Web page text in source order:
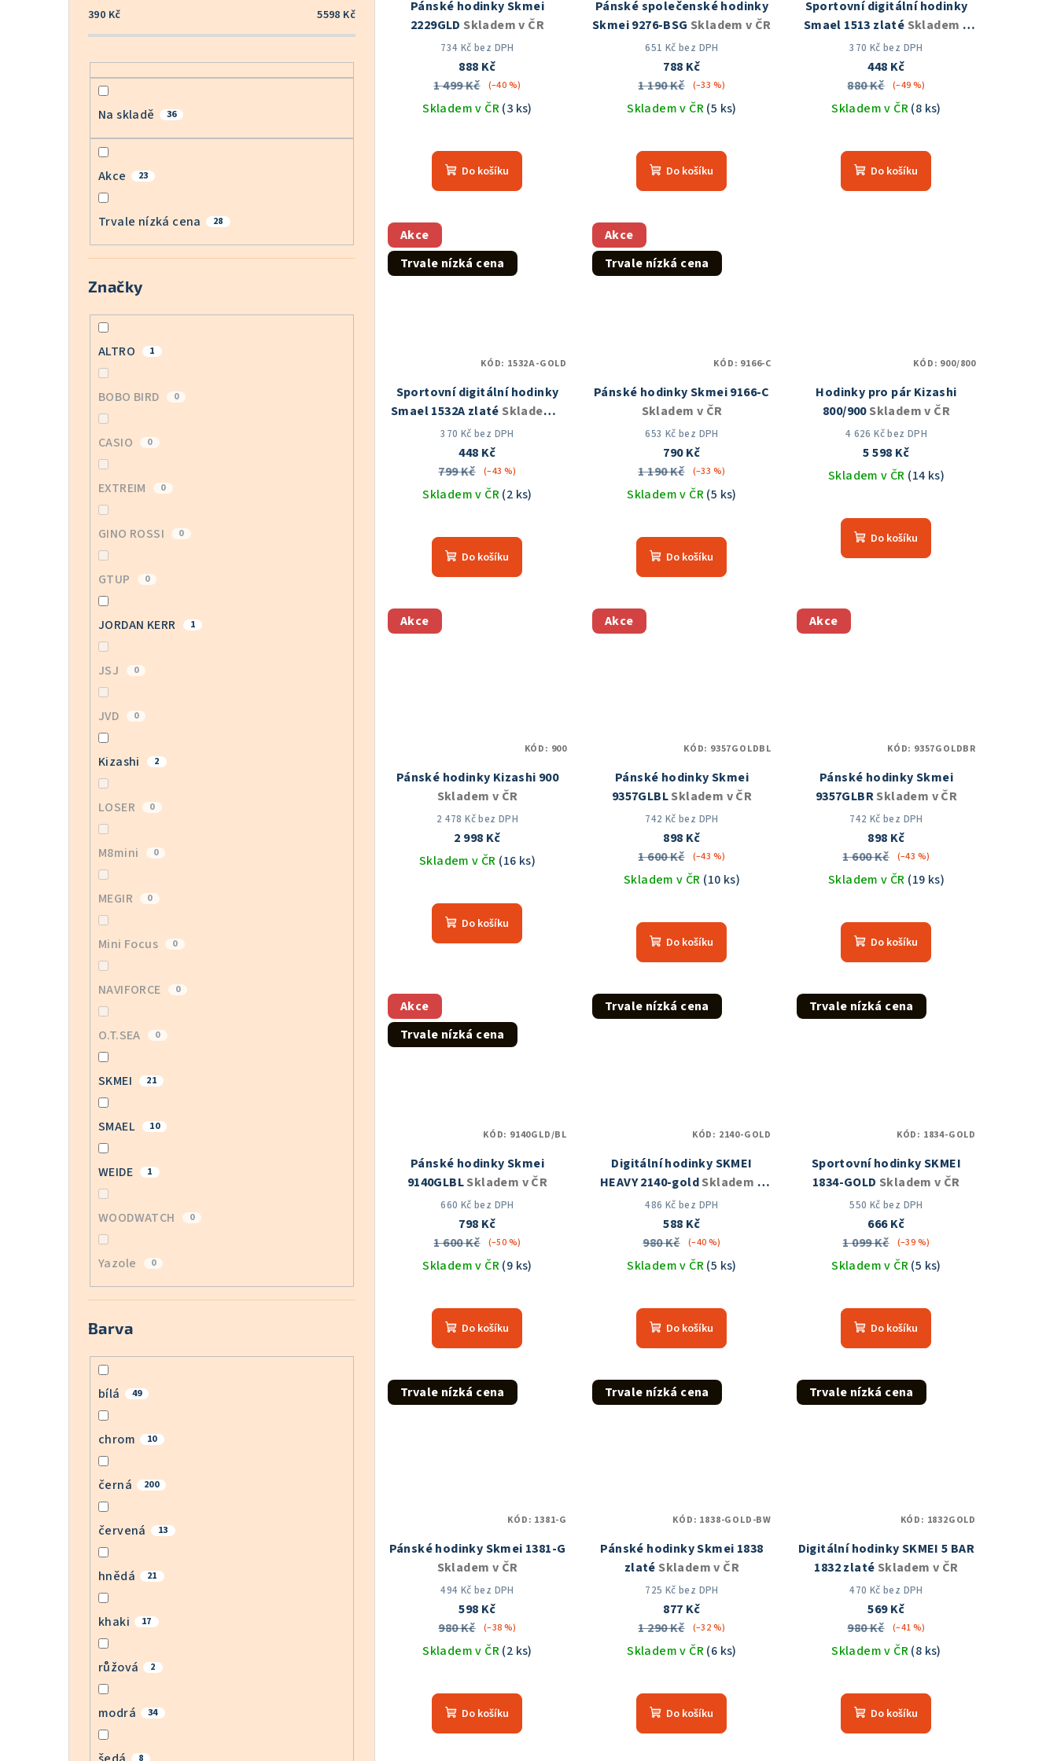
390 Kč 5598 Kč
Na skladě 36
Akce 23
Trvale nízká cena 28
Značky
ALTRO 1
BOBO BIRD 0
CASIO 0
EXTREIM 0
GINO ROSSI 0
GTUP 0
JORDAN KERR 1
JSJ 0
JVD 0
Kizashi 2
LOSER 0
M8mini 0
MEGIR 0
Mini Focus 0
NAVIFORCE 0
O.T.SEA 0
SKMEI 21
SMAEL 10
WEIDE 1
WOODWATCH 0
Yazole 0
Barva
bílá 49
chrom 10
černá 200
červená 13
hnědá 21
khaki 17
růžová 2
modrá 34
8
Pánské hodinky Skmei
2229GLD Skladem v ČR
734 Kč bez DPH
888 Kč
1 499 Kč
(–40 %)
Skladem v ČR(3 ks)
Do košíku
Pánské společenské hodinky
Skmei 9276-BSG Skladem v ČR
651 Kč bez DPH
788 Kč
1 190 Kč
(–33 %)
Skladem v ČR(5 ks)
hodnocení
produktu
je
5
hvězdiček.
Do košíku
Sportovní digitální hodinky
Smael 1513 zlaté Skladem v
ČR
370 Kč bez DPH
448 Kč
880 Kč
(–49 %)
Skladem v ČR(8 ks)
hodnocení
produktu
je
Do košíku
Akce
Trvale nízká cena
Sportovní digitální hodinky
Smael 1532A zlaté Skladem v
ČR
370 Kč bez DPH
448 Kč
799 Kč
(–43 %)
Skladem v ČR(2 ks)
hodnocení
produktu
je
Do košíku
KÓD: 1532A-GOLD
Akce
Trvale nízká cena
Pánské hodinky Skmei 9166-C
Skladem v ČR
653 Kč bez DPH
790 Kč
1 190 Kč
(–33 %)
Skladem v ČR(5 ks)
hodnocení
produktu
je
Do košíku
KÓD: 9166-C
Hodinky pro pár Kizashi
800/900Skladem v ČR
4 626 Kč bez DPH
5 598 Kč
Skladem v ČR (14 ks)
hodnocení
produktu
je
Do košíku
KÓD: 900/800
Akce
Pánské hodinky Kizashi 900
Skladem v ČR
2 478 Kč bez DPH
2 998 Kč
Skladem v ČR (16 ks)
hodnocení
produktu
je
hvězdiček.
Do košíku
KÓD: 900
Akce
Pánské hodinky Skmei
9357GLBLSkladem v ČR
742 Kč bez DPH
898 Kč
1 600 Kč
(–43 %)
Skladem v ČR (10 ks)
hodnocení
produktu
je
z
5
Do košíku
KÓD: 9357GOLDBL
Akce
Pánské hodinky Skmei
9357GLBRSkladem v ČR
742 Kč bez DPH
898 Kč
1 600 Kč
(–43 %)
Skladem v ČR (19 ks)
hodnocení
produktu
je
z
5
Do košíku
KÓD: 9357GOLDBR
Akce
Trvale nízká cena
Pánské hodinky Skmei
9140GLBLSkladem v ČR
660 Kč bez DPH
798 Kč
1 600 Kč
(–50 %)
Skladem v ČR(9 ks)
hodnocení
produktu
je
z
5
Do košíku
KÓD: 9140GLD/BL
Trvale nízká cena
Digitální hodinky SKMEI
HEAVY 2140-goldSkladem v
ČR
486 Kč bez DPH
588 Kč
980 Kč
(–40 %)
Skladem v ČR(5 ks)
hodnocení
produktu
je
z
5
Do košíku
KÓD: 2140-GOLD
Trvale nízká cena
Sportovní hodinky SKMEI
1834-GOLD Skladem v ČR
550 Kč bez DPH
666 Kč
1 099 Kč
(–39 %)
Skladem v ČR(5 ks)
hodnocení
produktu
je
z
5
Do košíku
KÓD: 1834-GOLD
Trvale nízká cena
Pánské hodinky Skmei 1381-G
Skladem v ČR
494 Kč bez DPH
598 Kč
980 Kč
(–38 %)
Skladem v ČR(2 ks)
hodnocení
produktu
je
Do košíku
KÓD: 1381-G
Trvale nízká cena
Pánské hodinky Skmei 1838
zlaté Skladem v ČR
725 Kč bez DPH
877 Kč
1 290 Kč
(–32 %)
Skladem v ČR(6 ks)
hodnocení
produktu
je
Do košíku
KÓD: 1838-GOLD-BW
Trvale nízká cena
Digitální hodinky SKMEI 5 BAR
1832 zlaté Skladem v ČR
470 Kč bez DPH
569 Kč
980 Kč
(–41 %)
Skladem v ČR(8 ks)
hodnocení
produktu
je
Do košíku
KÓD: 1832GOLD